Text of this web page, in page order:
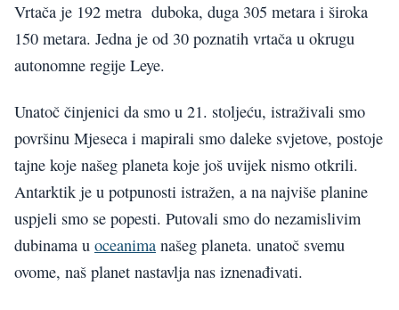
Vrtača je 192 metra duboka, duga 305 metara i široka
150 metara. Jedna je od 30 poznatih vrtača u okrugu
autonomne regije Leye.
Unatoč činjenici da smo u 21. stoljeću, istraživali smo
površinu Mjeseca i mapirali smo daleke svjetove, postoje
tajne koje našeg planeta koje još uvijek nismo otkrili.
Antarktik je u potpunosti istražen, a na najviše planine
uspjeli smo se popesti. Putovali smo do nezamislivim
dubinama u oceanima našeg planeta. unatoč svemu
ovome, naš planet nastavlja nas iznenađivati.